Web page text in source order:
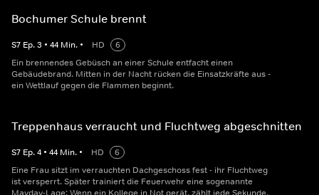
Bochumer Schule brennt
S7 Ep.3 • 44 Min. • HD
6
Ein brennendes Gebüsch an einer Schule entfacht einen
Gebäudebrand. Mitten in der Nacht rücken die Einsatzkräfte aus -
ein Wettlauf gegen die Flammen beginnt.
Treppenhaus verraucht und Fluchtweg abgeschnitten
S7 Ep.4 • 44 Min. • HD
6
Eine Frau sitzt im verrauchten Dachgeschoss fest - ihr Fluchtweg
ist versperrt. Später trainiert die Feuerwehr eine sogenannte